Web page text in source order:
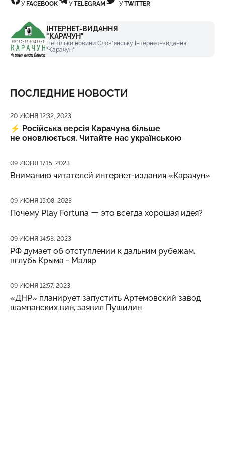
У FACEBOOK
УTELEGRAM
УTWITTER
ІНТЕРНЕТ-ВИДАННЯ
"КАРАЧУН"
Не тільки новини Слов'янську Інтернет-видання
"Карачун"
ПОСЛЕДНИЕ НОВОСТИ
Дата публикации
20 ИЮНЯ 12:32, 2023
⚡️ Російська версія Карачуна більше
не оновлюється. Читайте нас українською
Дата публикации
09 ИЮНЯ 17:15, 2023
Вниманию читателей интернет-издания «Карачун»
Дата публикации
09 ИЮНЯ 15:08, 2023
Почему Play Fortuna ー это всегда хорошая идея?
Дата публикации
09 ИЮНЯ 14:58, 2023
РФ думает об отступлении к дальним рубежам,
вглубь Крыма - Маляр
Дата публикации
09 ИЮНЯ 12:57, 2023
«ДНР» планирует запустить Артемовский завод
шампанских вин, заявил Пушилин